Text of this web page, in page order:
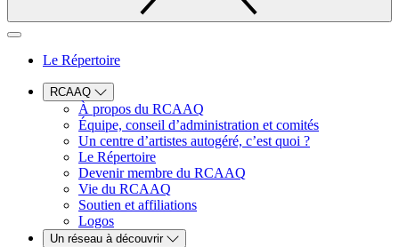
Le Répertoire
RCAAQ
À propos du RCAAQ
Équipe, conseil d’administration et comités
Un centre d’artistes autogéré, c’est quoi ?
Le Répertoire
Devenir membre du RCAAQ
Vie du RCAAQ
Soutien et affiliations
Logos
Un réseau à découvrir